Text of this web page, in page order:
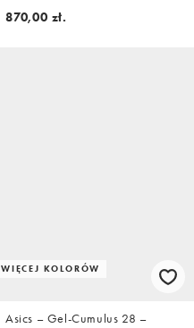
870,00 zł.
WIĘCEJ KOLORÓW
Asics – Gel-Cumulus 28 –